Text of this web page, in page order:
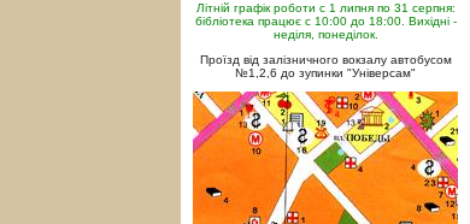
Літній графік роботи с 1 липня по 31 серпня:
бібліотека працює с 10:00 до 18:00. Вихідні -
неділя, понеділок.
Проїзд від залізничного вокзалу автобусом
№1,2,6 до зупинки "Універсам"